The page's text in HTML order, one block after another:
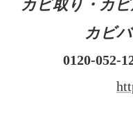
カビ取り・カ
カビ
0120-052-